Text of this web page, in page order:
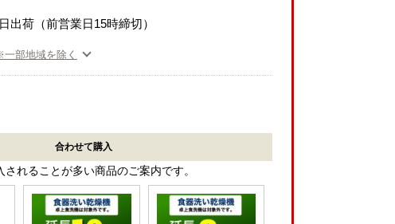
出荷（前営業日15時締切）
部地域を除く
合わせて購入
れることが多い商品のご案内です。